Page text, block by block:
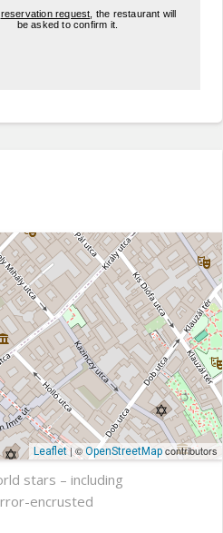
Leaflet| © OpenStreetMapcontributors
stars – including
encrusted